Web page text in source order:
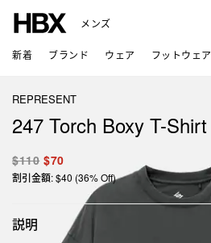
メンズ
新着 ブランド ウェア フットウェア
REPRESENT
247 Torch Boxy T-Shirt
$110 $70
割引金額: $40 (36% Off)
説明